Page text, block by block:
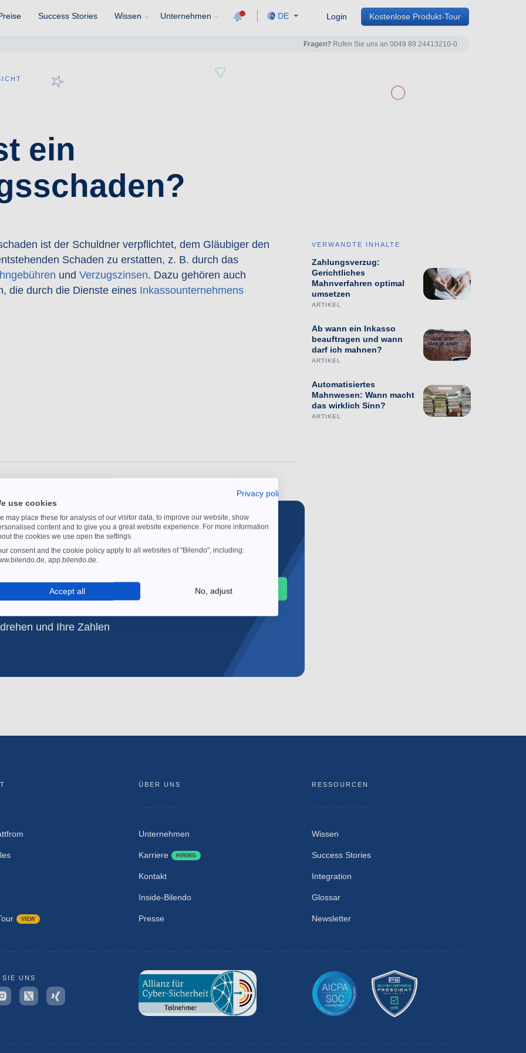
Success Stories Wissen Unternehmen DE Login Kostenlose Produkt-Tour
Fragen? Rufen Sie uns an 0049 89 24413210-0
ein
VERWANDTE INHALTE
Zahlungsverzug:
Gerichtliches
Mahnverfahren optimal
umsetzen
ARTIKEL
Ab wann ein Inkasso
beauftragen und wann
darf ich mahnen?
ARTIKEL
Automatisiertes
Mahnwesen: Wann macht
das wirklich Sinn?
ARTIKEL
ist der Schuldner verpflichtet, dem Gläubiger den
Schaden zu erstatten, z. B. durch das
und Verzugszinsen. Dazu gehören auch
die durch die Dienste eines Inkassounternehmens
beim
entscheidenden
und Ihre Zahlen
Kostenfreien Guide sichern
VIEW
ÜBER UNS
Unternehmen
Karriere HIRING
Kontakt
Inside-Bilendo
Presse
RESSOURCEN
Wissen
Success Stories
Integration
Glossar
Newsletter
SIE UNS
Privacy policy
use cookies
may place these for analysis of our visitor data, to improve our website, show
content and to give you a great website experience. For more information
the cookies we use open the settings.
consent and the cookie policy apply to all websites of "Bilendo", including:
app.bilendo.de.
Accept all No, adjust